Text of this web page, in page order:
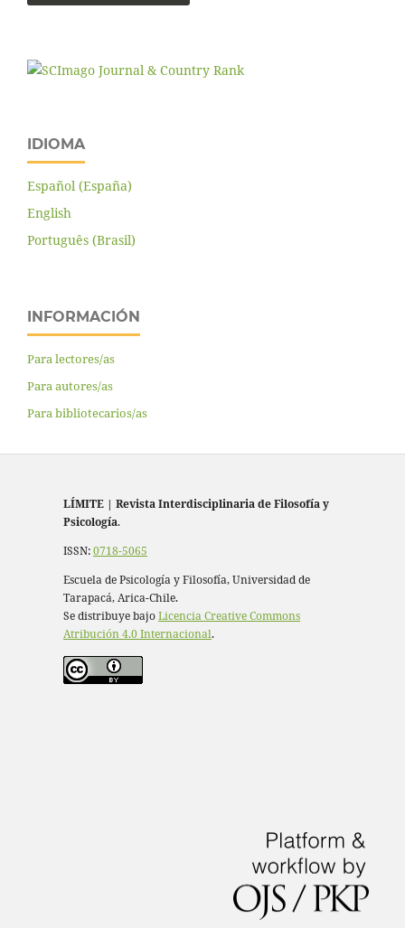
IDIOMA
Español (España)
English
Português (Brasil)
INFORMACIÓN
Para lectores/as
Para autores/as
Para bibliotecarios/as
LÍMITE | Revista Interdisciplinaria de Filosofía y
Psicología.
ISSN:0718-5065
Escuela de Psicología y Filosofía, Universidad de
Tarapacá, Arica-Chile.
Se distribuye bajoLicencia Creative Commons
Atribución 4.0 Internacional.